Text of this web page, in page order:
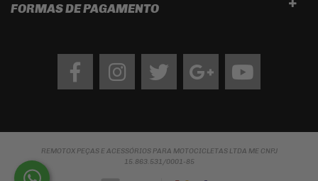
FORMAS DE PAGAMENTO
FacebookInstagram twitter googleYoutube
REMOTOX PEÇAS E ACESSÓRIOS PARA MOTOCICLETAS LTDA ME CNPJ
15.863.531/0001-85